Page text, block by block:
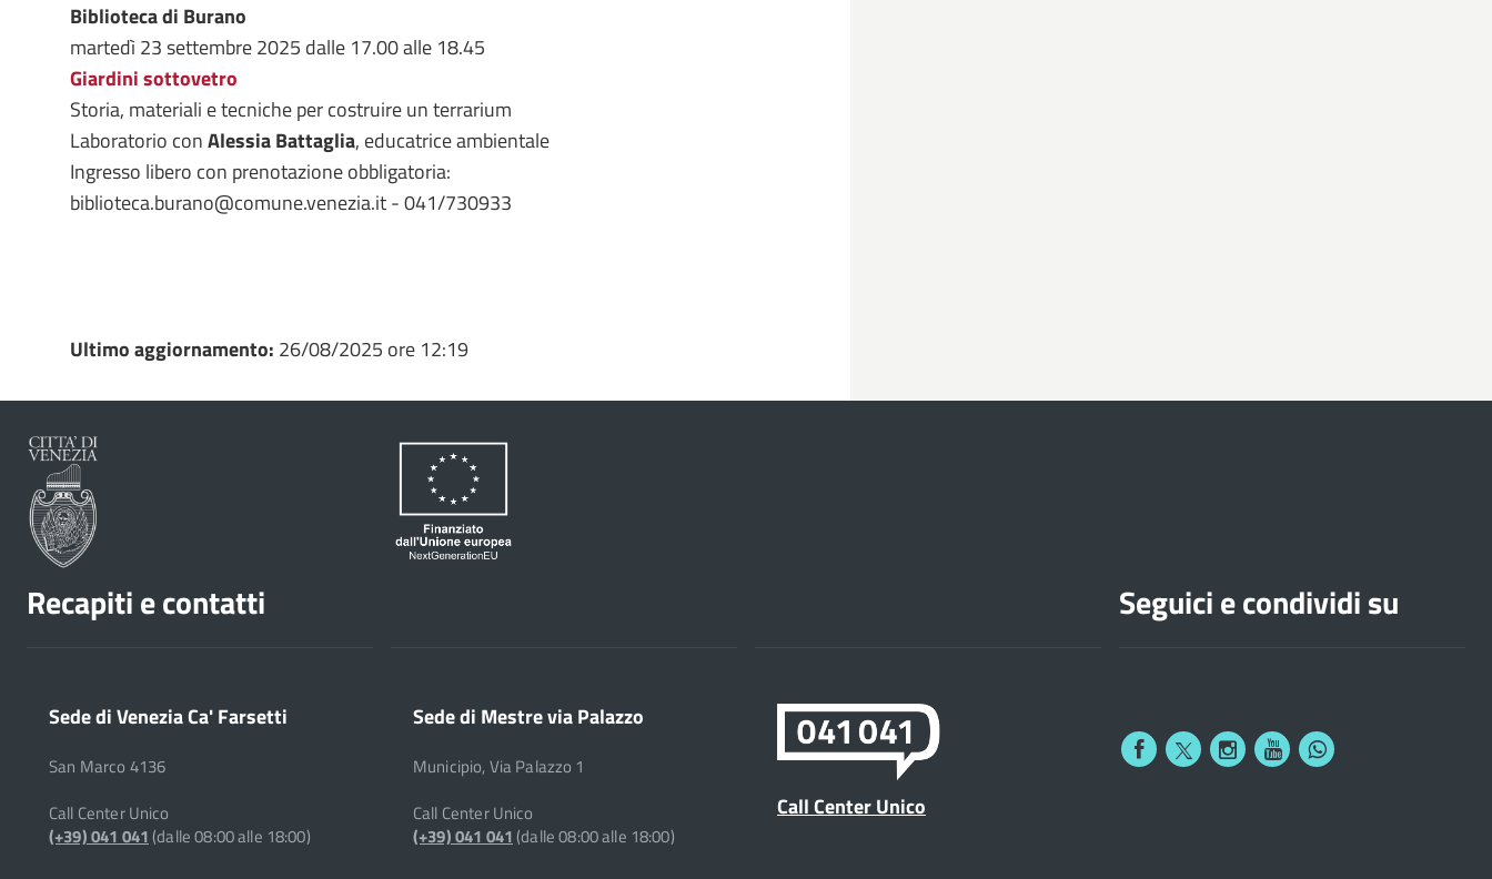
Biblioteca di Burano
martedì 23 settembre 2025 dalle 17.00 alle 18.45
Giardini sottovetro
Storia, materiali e tecniche per costruire un terrarium
Laboratorio conAlessia Battaglia, educatrice ambientale
Ingresso libero con prenotazione obbligatoria:
biblioteca.burano@comune.venezia.it - 041/730933
Ultimo aggiornamento: 26/08/2025 ore 12:19
Recapiti e contatti
Sede di Venezia Ca' Farsetti
San Marco 4136
Call Center Unico
(+39) 041 041(dalle 08:00 alle 18:00)
Sede di Mestre via Palazzo
Municipio, Via Palazzo 1
Call Center Unico
(+39) 041 041(dalle 08:00 alle 18:00)
Call Center Unico
Seguici e condividi su